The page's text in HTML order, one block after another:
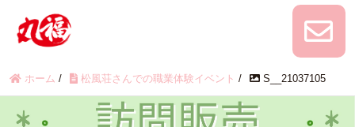
ホーム / 松風荘さんでの職業体験イベント / S__21037105